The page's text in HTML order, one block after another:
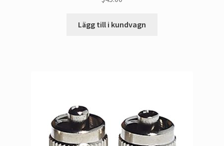
Lägg till i kundvagn